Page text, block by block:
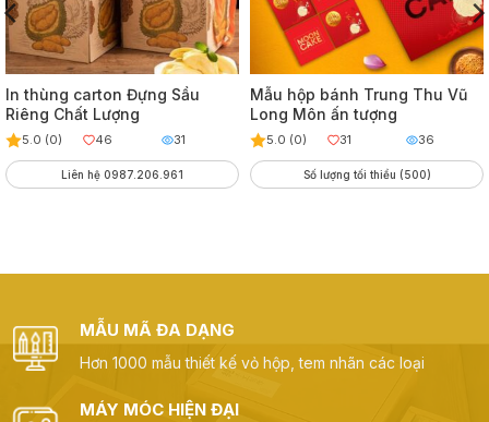
In thùng carton Đựng Sầu
Riêng Chất Lượng
5.0 (0) 46 31
Liên hệ 0987.206.961
Mẫu hộp bánh Trung Thu Vũ
Long Môn ấn tượng
5.0 (0) 31 36
Số lượng tối thiểu (500)
MẪU MÃ ĐA DẠNG
Hơn 1000 mẫu thiết kế vỏ hộp, tem nhãn các loại
MÁY MÓC HIỆN ĐẠI